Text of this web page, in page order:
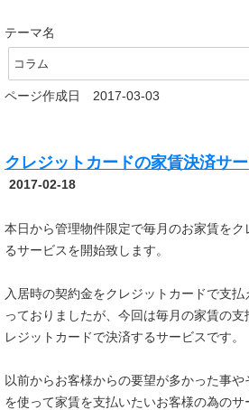
テーマ名
コラム
ページ作成日 2017-03-03
クレジットカードの家賃決済サ
2017-02-18
本日から管理物件限定で毎月のお家賃をク
るサービスを開始致します。
入居時の契約金をクレジットカードで支
っておりましたが、今回は毎月の家賃の
レジットカードで決済するサービスです。
以前からお客様からの要望が多かった事
を使って家賃を支払いたいお客様の為のサ